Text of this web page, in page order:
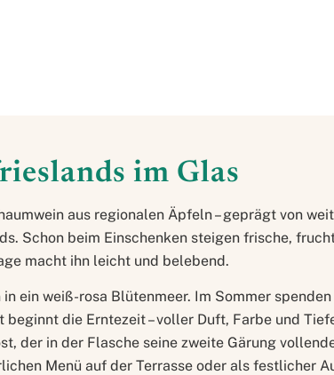
im Glas
aus regionalen Äpfeln – geprägt von
Schon beim Einschenken steigen frische,
macht ihn leicht und belebend.
ein weiß-rosa Blütenmeer. Im Sommer
die Erntezeit – voller Duft, Farbe und
der in der Flasche seine zweite Gärung
Menü auf der Terrasse oder als festlicher